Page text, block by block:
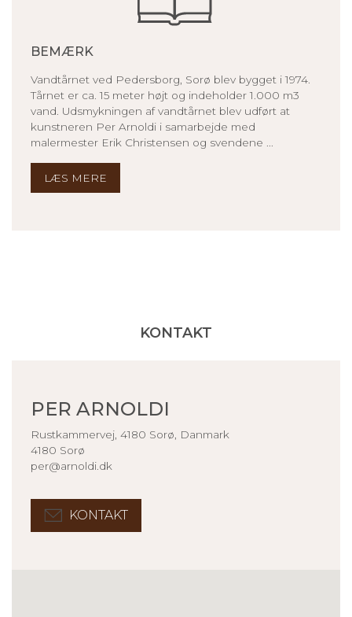
BEMÆRK
Vandtårnet ved Pedersborg, Sorø blev bygget i 1974.
Tårnet er ca. 15 meter højt og indeholder 1.000 m3
vand. Udsmykningen af vandtårnet blev udført at
kunstneren Per Arnoldi i samarbejde med
malermester Erik Christensen og svendene ...
LÆS MERE
KONTAKT
PER ARNOLDI
Rustkammervej, 4180 Sorø, Danmark
4180 Sorø
per@arnoldi.dk
KONTAKT